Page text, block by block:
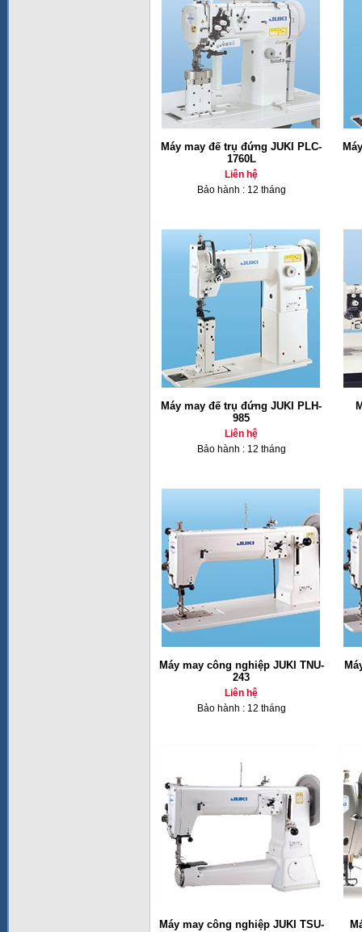
Máy may đế trụ đứng JUKI PLC-
1760L
Liên hệ
Bảo hành : 12 tháng
Máy may đế trụ đứng JUKI PLH-
985
Liên hệ
Bảo hành : 12 tháng
Máy may công nghiệp JUKI TNU-
243
Liên hệ
Bảo hành : 12 tháng
Máy may công nghiệp JUKI TSU-